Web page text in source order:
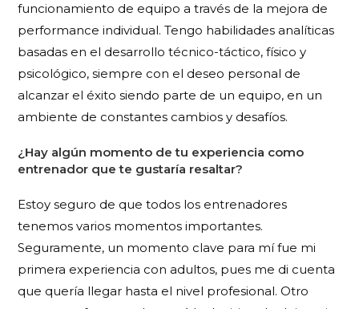
funcionamiento de equipo a través de la mejora de
performance individual. Tengo habilidades analíticas
basadas en el desarrollo técnico-táctico, físico y
psicológico, siempre con el deseo personal de
alcanzar el éxito siendo parte de un equipo, en un
ambiente de constantes cambios y desafíos.
¿Hay algún momento de tu experiencia como
entrenador que te gustaría resaltar?
Estoy seguro de que todos los entrenadores
tenemos varios momentos importantes.
Seguramente, un momento clave para mí fue mi
primera experiencia con adultos, pues me di cuenta
que quería llegar hasta el nivel profesional. Otro